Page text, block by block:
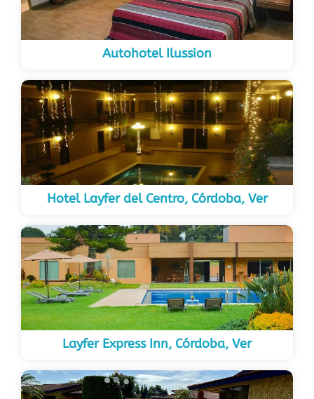
Autohotel Ilussion
Hotel Layfer del Centro, Córdoba, Ver
Layfer Express Inn, Córdoba, Ver